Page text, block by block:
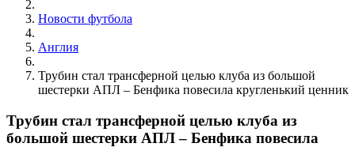
Новости футбола
Англия
Трубин стал трансферной целью клуба из большой
шестерки АПЛ – Бенфика повесила кругленький ценник
Трубин стал трансферной целью клуба из
большой шестерки АПЛ – Бенфика повесила